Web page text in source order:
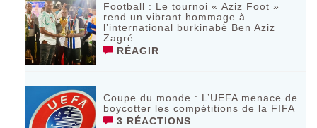
Football : Le tournoi « Aziz Foot »
rend un vibrant hommage à
l’international burkinabè Ben Aziz
Zagré
RÉAGIR
Coupe du monde : L’UEFA menace de
boycotter les compétitions de la FIFA
3 RÉACTIONS